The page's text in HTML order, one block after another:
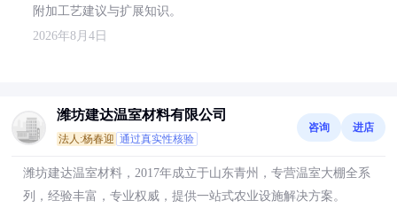
附加工艺建议与扩展知识。
2026年8月4日
潍坊建达温室材料有限公司
法人:杨春迎 通过真实性核验
咨询 进店
潍坊建达温室材料，2017年成立于山东青州，专营温室大棚全系
列，经验丰富，专业权威，提供一站式农业设施解决方案。